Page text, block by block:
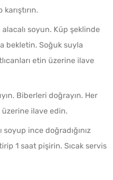
alacalı soyun. Küp şeklinde
bekletin. Soğuk suyla
etin üzerine ilave
Biberleri doğrayın. Her
üzerine ilave edin.
soyup ince doğradığınız
1 saat pişirin. Sıcak servis